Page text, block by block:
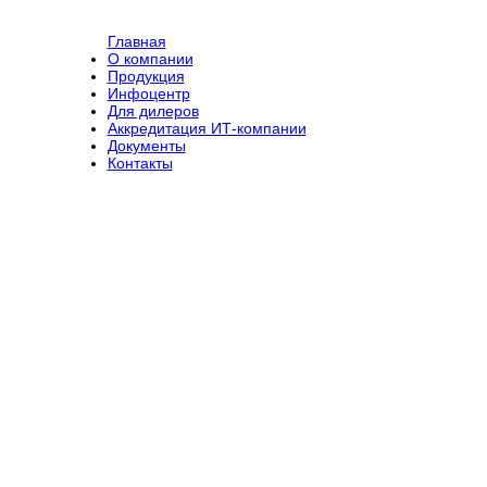
Главная
О компании
Продукция
Инфоцентр
Для дилеров
Аккредитация ИТ-компании
Документы
Контакты